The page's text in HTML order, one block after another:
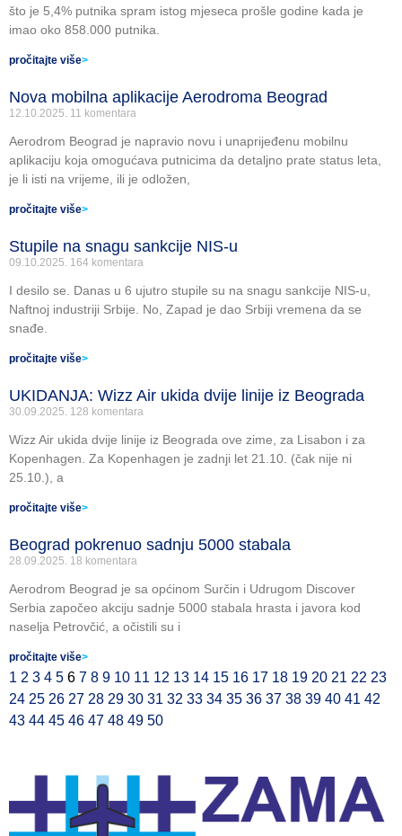
što je 5,4% putnika spram istog mjeseca prošle godine kada je
imao oko 858.000 putnika.
pročitajte više>
Nova mobilna aplikacije Aerodroma Beograd
12.10.2025. 11 komentara
Aerodrom Beograd je napravio novu i unaprijeđenu mobilnu
aplikaciju koja omogućava putnicima da detaljno prate status leta,
je li isti na vrijeme, ili je odložen,
pročitajte više>
Stupile na snagu sankcije NIS-u
09.10.2025. 164 komentara
I desilo se. Danas u 6 ujutro stupile su na snagu sankcije NIS-u,
Naftnoj industriji Srbije. No, Zapad je dao Srbiji vremena da se
snađe.
pročitajte više>
UKIDANJA: Wizz Air ukida dvije linije iz Beograda
30.09.2025. 128 komentara
Wizz Air ukida dvije linije iz Beograda ove zime, za Lisabon i za
Kopenhagen. Za Kopenhagen je zadnji let 21.10. (čak nije ni
25.10.), a
pročitajte više>
Beograd pokrenuo sadnju 5000 stabala
28.09.2025. 18 komentara
Aerodrom Beograd je sa općinom Surčin i Udrugom Discover
Serbia započeo akciju sadnje 5000 stabala hrasta i javora kod
naselja Petrovčić, a očistili su i
pročitajte više>
1 2 3 4 5 6 7 8 9 10 11 12 13 14 15 16 17 18 19 20 21 22 23
24 25 26 27 28 29 30 31 32 33 34 35 36 37 38 39 40 41 42
43 44 45 46 47 48 49 50